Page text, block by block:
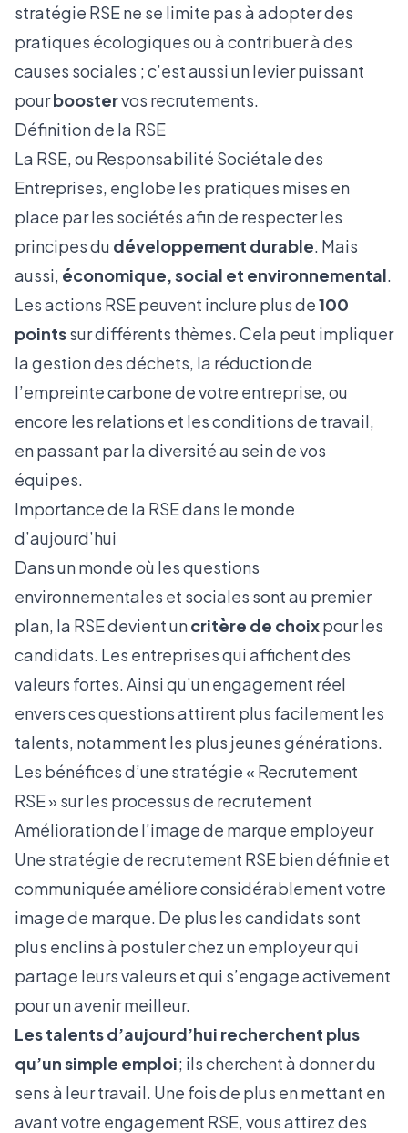
stratégie RSE ne se limite pas à adopter des
pratiques écologiques ou à contribuer à des
causes sociales ; c’est aussi un levier puissant
pourboostervos recrutements.
Définition de la RSE
La RSE, ou Responsabilité Sociétale des
Entreprises, englobe les pratiques mises en
place par les sociétés afin de respecter les
principes du développement durable. Mais
aussi, économique, social et environnemental.
Les actions RSE peuvent inclure plus de100
pointssur différents thèmes. Cela peut impliquer
la gestion des déchets, la réduction de
l’empreinte carbone de votre entreprise, ou
encore les relations et les conditions de travail,
en passant par la diversité au sein de vos
équipes.
Importance de la RSE dans le monde
d’aujourd’hui
Dans un monde où les questions
environnementales et sociales sont au premier
plan, la RSE devient uncritère de choixpour les
candidats. Les entreprises qui affichent des
valeurs fortes. Ainsi qu’un engagement réel
envers ces questions attirent plus facilement les
talents, notamment les plus jeunes générations.
Les bénéfices d’une stratégie « Recrutement
RSE » sur les processus de recrutement
Amélioration de l’image de marque employeur
Une stratégie de recrutement RSE bien définie et
communiquée améliore considérablement votre
image de marque. De plus les candidats sont
plus enclins à postuler chez un employeur qui
partage leurs valeurs et qui s’engage activement
pour un avenir meilleur.
Les talents d’aujourd’hui recherchent plus
qu’un simple emploi; ils cherchent à donner du
sens à leur travail. Une fois de plus en mettant en
avant votre engagement RSE, vous attirez des